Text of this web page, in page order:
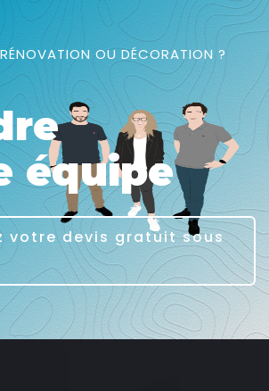
OU DÉCORATION ?
équipe
votre devis gratuit sous